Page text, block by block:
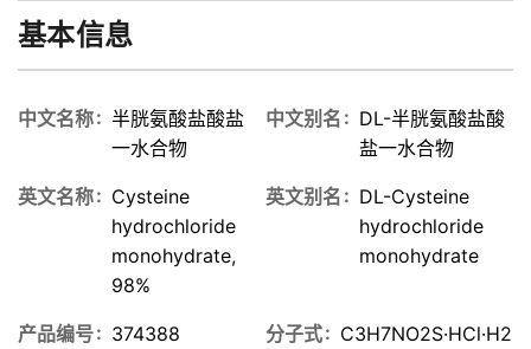
基本信息
中文名称
半胱氨酸盐酸盐
一水合物
中文别名
DL-半胱氨酸盐酸
盐一水合物
英文名称
Cysteine
hydrochloride
monohydrate,
98%
英文别名
DL-Cysteine
hydrochloride
monohydrate
产品编号 374388 分子式
C3H7NO2S·HCl·H2